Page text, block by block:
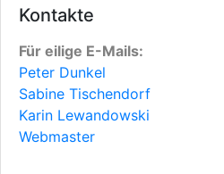
Kontakte
Für eilige E-Mails:
Peter Dunkel
Sabine Tischendorf
Karin Lewandowski
Webmaster